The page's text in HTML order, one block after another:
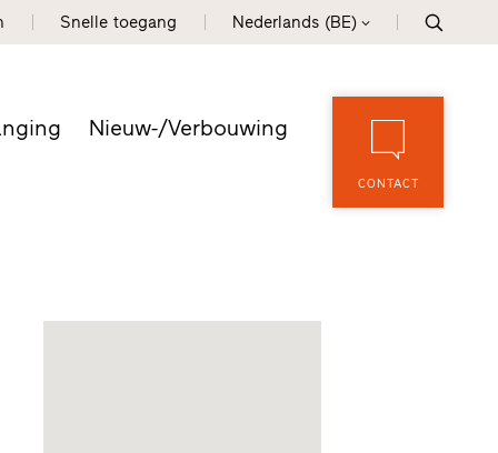
Snelle toegang Nederlands (BE)
Nieuw-/Verbouwing
CONTACT